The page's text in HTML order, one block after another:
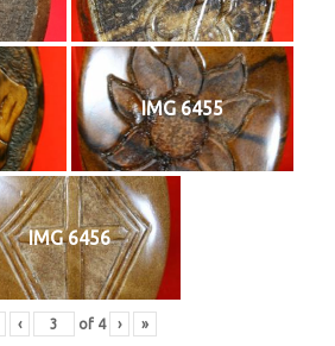
IMG 6455
IMG 6456
‹ of 4 › »